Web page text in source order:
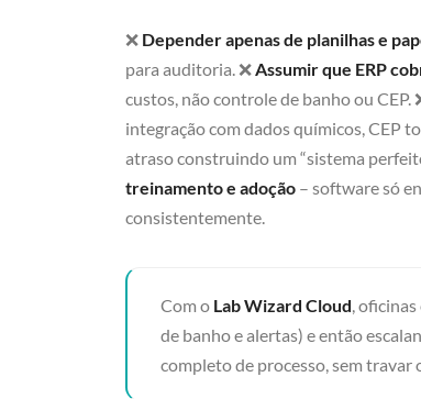
❌ Depender apenas de planilhas e
para auditoria. ❌Assumir que ERP
custos, não controle de banho ou CEP.
integração com dados químicos, CEP
atraso construindo um “sistema
treinamento e adoção – software só
consistentemente.
Com o Lab Wizard Cloud ,
de banho e alertas) e então
completo de processo, sem travar